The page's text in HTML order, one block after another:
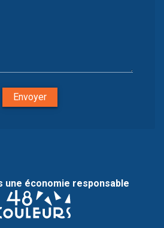
Envoyer
une économie responsable